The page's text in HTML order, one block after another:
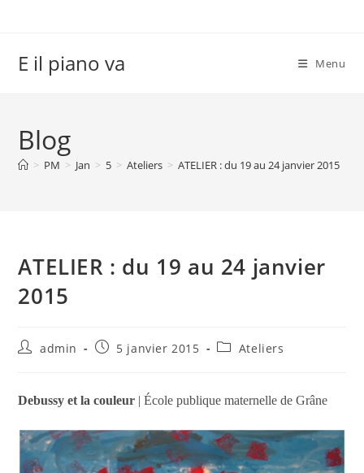
E il piano va Menu
Blog
> PM > Jan > 5 > Ateliers > ATELIER : du 19 au 24 janvier 2015
ATELIER : du 19 au 24 janvier
2015
Auteur/autrice
publication :
admin
Publication
5 janvier 2015
PostAteliers
Debussy et la couleur | École publique maternelle de Grâne